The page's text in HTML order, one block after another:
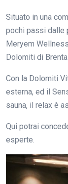
Situato in una
pochi passi dalle
Meryem
Dolomiti di Brenta.
Con la Dolomiti
esterna, ed il
sauna, il relax è
Qui potrai
esperte.